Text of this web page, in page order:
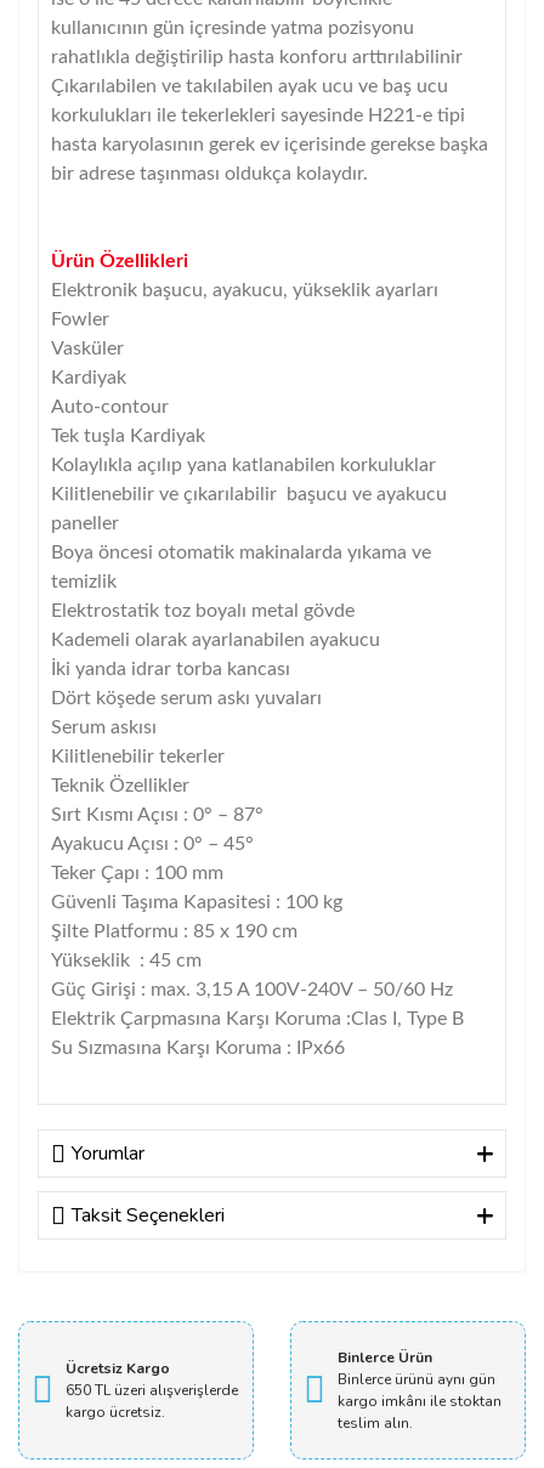
kullanıcının gün içresinde yatma pozisyonu
rahatlıkla değiştirilip hasta konforu arttırılabilinir
Çıkarılabilen ve takılabilen ayak ucu ve baş ucu
korkulukları ile tekerlekleri sayesinde H221-e tipi
hasta karyolasının gerek ev içerisinde gerekse başka
bir adrese taşınması oldukça kolaydır.
Ürün Özellikleri
Elektronik başucu, ayakucu, yükseklik ayarları
Fowler
Vasküler
Kardiyak
Auto-contour
Tek tuşla Kardiyak
Kolaylıkla açılıp yana katlanabilen korkuluklar
Kilitlenebilir ve çıkarılabilir başucu ve ayakucu
paneller
Boya öncesi otomatik makinalarda yıkama ve
temizlik
Elektrostatik toz boyalı metal gövde
Kademeli olarak ayarlanabilen ayakucu
İki yanda idrar torba kancası
Dört köşede serum askı yuvaları
Serum askısı
Kilitlenebilir tekerler
Teknik Özellikler
Sırt Kısmı Açısı : 0° – 87°
Ayakucu Açısı : 0° – 45°
Teker Çapı : 100 mm
Güvenli Taşıma Kapasitesi : 100 kg
Şilte Platformu : 85 x 190 cm
Yükseklik : 45 cm
Güç Girişi : max. 3,15 A 100V-240V – 50/60 Hz
Elektrik Çarpmasına Karşı Koruma :Clas I, Type B
Su Sızmasına Karşı Koruma : IPx66
Yorumlar
Bu ürüne ilk yorumu siz yapın!
Taksit Seçenekleri
Ücretsiz Kargo
650 TL üzeri alışverişlerde
kargo ücretsiz.
Binlerce Ürün
Binlerce ürünü aynı gün
kargo imkânı ile stoktan
teslim alın.